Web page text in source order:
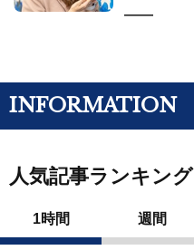
——
INFORMATION
人気記事ランキング
1時間 週間